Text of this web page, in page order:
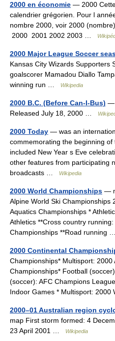
2000 en économie — 2000
calendrier grégorien. Pour l
nombre 2000, voir 2000
2000 2001 2002 2003 …
2000 Major League Soccer
Kansas City Wizards Supporters
goalscorer Mamadou Diallo
winning run …
Wikipedia
2000 B.C. (Before Can-I-Bus) —
Released July 18, 2000 …
2000 Today — was an
commemorating the beginning
included New Year s Eve
other features from participating
broadcasts …
Wikipedia
2000 World Championships —
Alpine World Ski Championships
Aquatics Championships *
Athletics **Cross country
Championships **Road running
2000 Continental
Championships* Multisport: 2000
Championships* Football
(soccer): AFC Champions
Indoor Games * Multisport:
2000–01 Australian region
map First storm formed: 4
23 April 2001 …
Wikipedia